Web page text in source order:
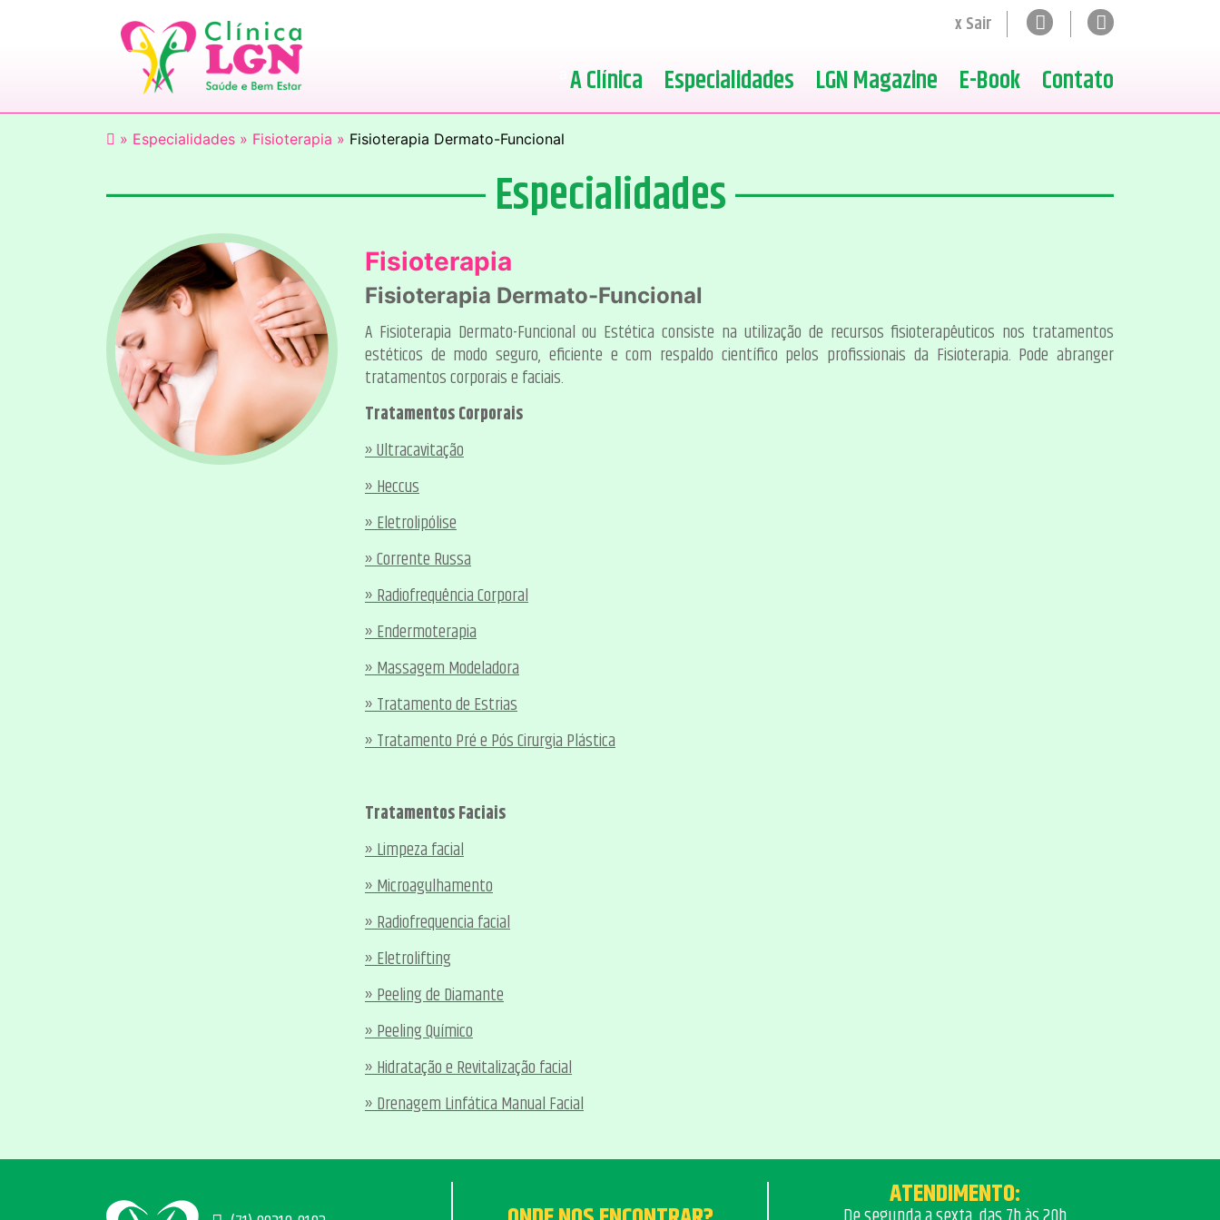
x Sair
A Clínica Especialidades LGN Magazine E-Book Contato
» Especialidades » Fisioterapia » Fisioterapia Dermato-Funcional
Especialidades
Fisioterapia
Fisioterapia Dermato-Funcional
A Fisioterapia Dermato-Funcional ou Estética consiste na utilização de recursos fisioterapêuticos nos tratamentos
estéticos de modo seguro, eficiente e com respaldo científico pelos profissionais da Fisioterapia. Pode abranger
tratamentos corporais e faciais.
Tratamentos Corporais
» Ultracavitação
» Heccus
» Eletrolipólise
» Corrente Russa
» Radiofrequência Corporal
» Endermoterapia
» Massagem Modeladora
» Tratamento de Estrias
» Tratamento Pré e Pós Cirurgia Plástica
Tratamentos Faciais
» Limpeza facial
» Microagulhamento
» Radiofrequencia facial
» Eletrolifting
» Peeling de Diamante
» Peeling Químico
» Hidratação e Revitalização facial
» Drenagem Linfática Manual Facial
ATENDIMENTO: